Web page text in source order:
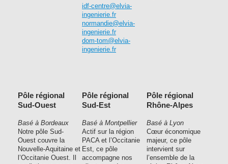
idf-centre@elvia-
ingenierie.fr
normandie@elvia-
ingenierie.fr
dom-tom@elvia-
ingenierie.fr
Pôle régional
Sud-Ouest
Basé à Bordeaux
Notre pôle Sud-
Ouest couvre la
Nouvelle-Aquitaine et
l’Occitanie Ouest. Il
Pôle régional
Sud-Est
Basé à Montpellier
Actif sur la région
PACA et l’Occitanie
Est, ce pôle
accompagne nos
Pôle régional
Rhône-Alpes
Basé à Lyon
Cœur économique
majeur, ce pôle
intervient sur
l’ensemble de la